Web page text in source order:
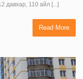
давхар, 110 айл [...]
Read More